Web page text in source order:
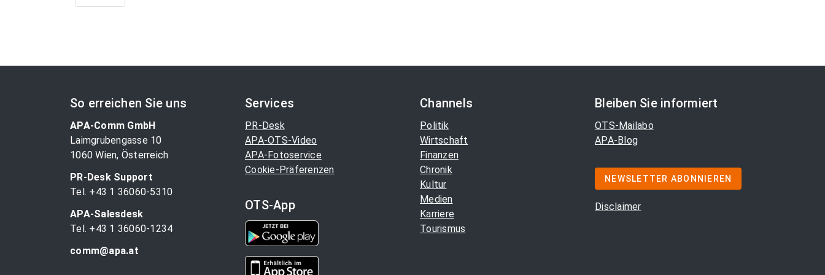
So erreichen Sie uns
APA-Comm GmbH
Laimgrubengasse 10
1060 Wien, Österreich
PR-Desk Support
Tel. +43 1 36060-5310
APA-Salesdesk
Tel. +43 1 36060-1234
comm@apa.at
Services
PR-Desk
APA-OTS-Video
APA-Fotoservice
Cookie-Präferenzen
OTS-App
Channels
Politik
Wirtschaft
Finanzen
Chronik
Kultur
Medien
Karriere
Tourismus
Bleiben Sie informiert
OTS-Mailabo
APA-Blog
NEWSLETTER ABONNIEREN
Disclaimer